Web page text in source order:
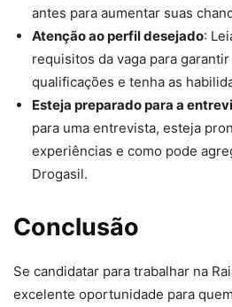
antes para aumentar suas
Atenção ao perfil desejado:
requisitos da vaga para
qualificações e tenha as
Esteja preparado para a
para uma entrevista, esteja
experiências e como pode
Drogasil.
Conclusão
Se candidatar para trabalhar na
excelente oportunidade para